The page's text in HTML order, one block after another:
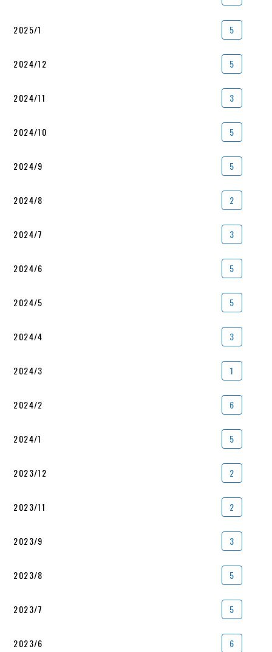
2025/1 5
2024/12 5
2024/11 3
2024/10 5
2024/9 5
2024/8 2
2024/7 3
2024/6 5
2024/5 5
2024/4 3
2024/3 1
2024/2 6
2024/1 5
2023/12 2
2023/11 2
2023/9 3
2023/8 5
2023/7 5
2023/6 6